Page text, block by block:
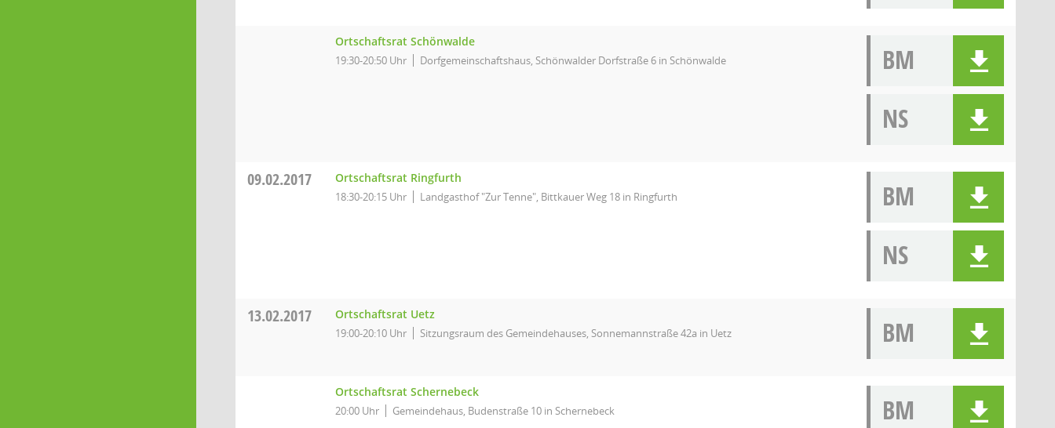
Ortschaftsrat Schönwalde
19:30-20:50 Uhr Dorfgemeinschaftshaus, Schönwalder Dorfstraße 6 in Schönwalde
BM
NS
09.02.2017 Ortschaftsrat Ringfurth
18:30-20:15 Uhr Landgasthof "Zur Tenne", Bittkauer Weg 18 in Ringfurth
BM
NS
13.02.2017 Ortschaftsrat Uetz
19:00-20:10 Uhr Sitzungsraum des Gemeindehauses, Sonnemannstraße 42a in Uetz BM
Ortschaftsrat Schernebeck
20:00 Uhr Gemeindehaus, Budenstraße 10 in Schernebeck
BM